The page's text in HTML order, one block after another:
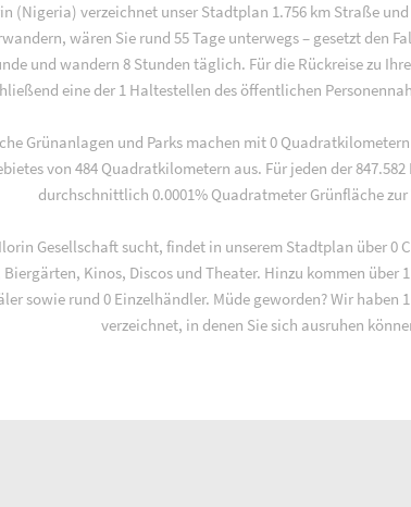
(Nigeria) verzeichnet unser Stadtplan 1.756 km Straße
wären Sie rund 55 Tage unterwegs – gesetzt den
und wandern 8 Stunden täglich. Für die Rückreise zu
eine der 1 Haltestellen des öffentlichen
Grünanlagen und Parks machen mit 0
von 484 Quadratkilometern aus. Für jeden der
durchschnittlich 0.0001% Quadratmeter Grünfläche zur
Gesellschaft sucht, findet in unserem Stadtplan über 0
Biergärten, Kinos, Discos und Theater. Hinzu kommen über
sowie rund 0 Einzelhändler. Müde geworden? Wir haben
verzeichnet, in denen Sie sich ausruhen